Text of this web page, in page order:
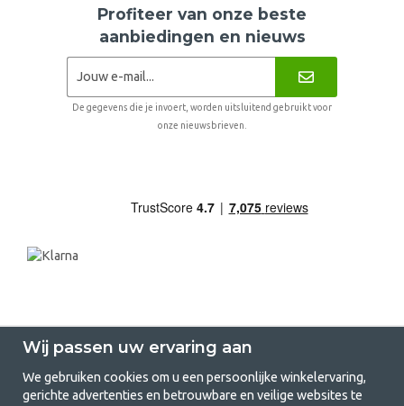
Profiteer van onze beste
aanbiedingen en nieuws
De gegevens die je invoert, worden uitsluitend gebruikt voor
onze nieuwsbrieven.
Wij passen uw ervaring aan
We gebruiken cookies om u een persoonlijke winkelervaring,
gerichte advertenties en betrouwbare en veilige websites te